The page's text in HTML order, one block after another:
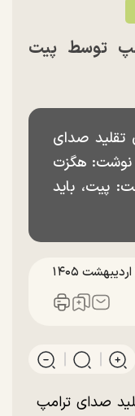
توسط پیت
تقلید صدای
نوشت: هگزت
پیت، باید
صدای ترامپ